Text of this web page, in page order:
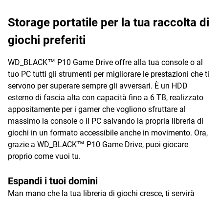
Storage portatile per la tua raccolta di
giochi preferiti
WD_BLACK™ P10 Game Drive offre alla tua console o al
tuo PC tutti gli strumenti per migliorare le prestazioni che ti
servono per superare sempre gli avversari. È un HDD
esterno di fascia alta con capacità fino a 6 TB, realizzato
appositamente per i gamer che vogliono sfruttare al
massimo la console o il PC salvando la propria libreria di
giochi in un formato accessibile anche in movimento. Ora,
grazie a WD_BLACK™ P10 Game Drive, puoi giocare
proprio come vuoi tu.
Espandi i tuoi domini
Man mano che la tua libreria di giochi cresce, ti servirà